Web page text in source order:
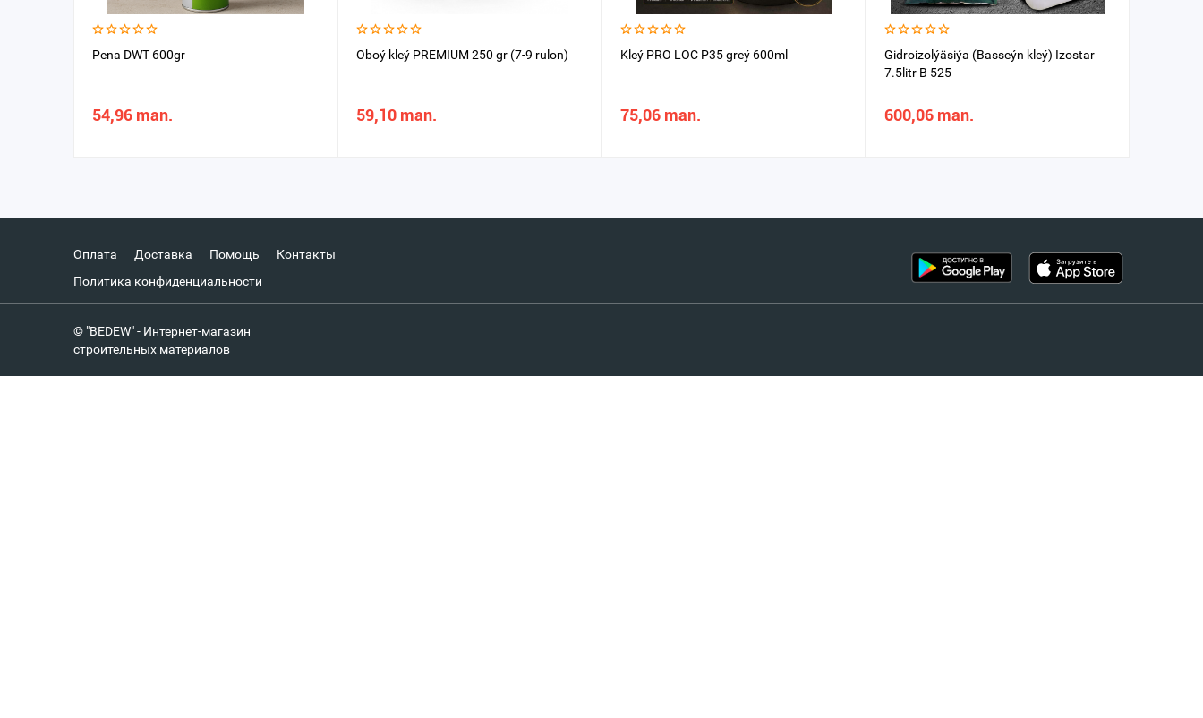
Pena DWT 600gr
54,96 man.
Oboý kleý PREMIUM 250 gr (7-9 rulon)
59,10 man.
Kleý PRO LOC P35 greý 600ml
75,06 man.
Gidroizolýäsiýa (Basseýn kleý) Izostar
7.5litr B 525
600,06 man.
Оплата Доставка Помощь
Контакты
Политика конфиденциальности
© "BEDEW" - Интернет-магазин
строительных материалов